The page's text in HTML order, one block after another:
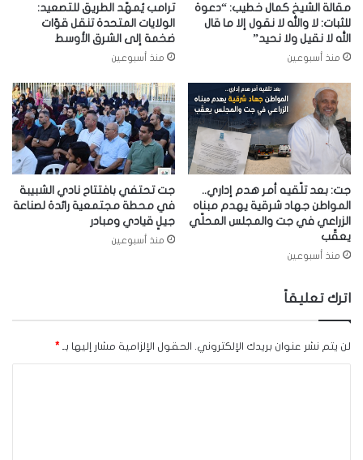
مقالة الشيخ كمال خطيب: “دعوة
للثبات: لا والله لا نقول إلا ما قال
الله لا نقيل ولا نحيد”
منذ أسبوعين
ترامب يُمهّد الطريق للتصعيد:
الولايات المتحدة تنقل قوّات
ضخمة إلى الشرق الأوسط
منذ أسبوعين
جت: بعد تلّقيه أمر هدم إداري..
المواطن جهاد شرقية يهدم مبناه
الزراعي في جت والمجلس المحلّي
يعقّب
منذ أسبوعين
جت تحتفي بافتتاح نادي الشبيبة
في محطة مجتمعية رائدة لصناعة
جيلٍ قيادي ومبادر
منذ أسبوعين
اترك تعليقاً
لن يتم نشر عنوان بريدك الإلكتروني. الحقول الإلزامية مشار إليها بـ *